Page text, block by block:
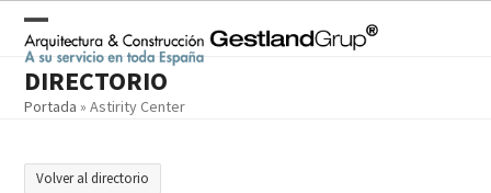
contentOpen
mobile
menu
Close
mobile
menu
DIRECTORIO
Portada »Astirity Center
Volver al directorio